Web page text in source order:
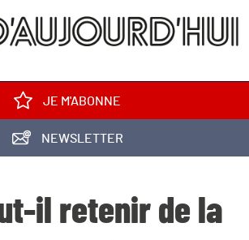
JE M'ABONNE
NEWSLETTER
il retenir de la